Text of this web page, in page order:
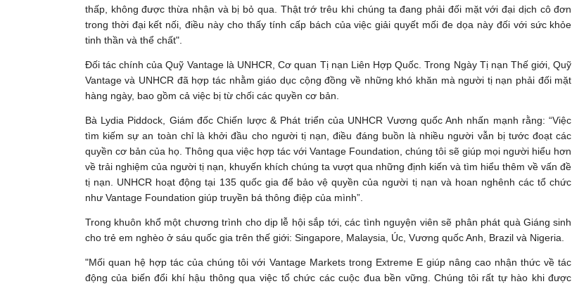
thấp, không được thừa nhận và bị bỏ qua. Thật trớ trêu khi chúng ta đang phải đối mặt với đại dịch cô đơn
trong thời đại kết nối, điều này cho thấy tính cấp bách của việc giải quyết mối đe dọa này đối với sức khỏe
tinh thần và thể chất".
Đối tác chính của Quỹ Vantage là UNHCR, Cơ quan Tị nạn Liên Hợp Quốc. Trong Ngày Tị nạn Thế giới, Quỹ
Vantage và UNHCR đã hợp tác nhằm giáo dục cộng đồng về những khó khăn mà người tị nạn phải đối mặt
hàng ngày, bao gồm cả việc bị từ chối các quyền cơ bản.
Bà Lydia Piddock, Giám đốc Chiến lược & Phát triển của UNHCR Vương quốc Anh nhấn mạnh rằng: “Việc
tìm kiếm sự an toàn chỉ là khởi đầu cho người tị nạn, điều đáng buồn là nhiều người vẫn bị tước đoạt các
quyền cơ bản của họ. Thông qua việc hợp tác với Vantage Foundation, chúng tôi sẽ giúp mọi người hiểu hơn
về trải nghiệm của người tị nạn, khuyến khích chúng ta vượt qua những định kiến và tìm hiểu thêm về vấn đề
tị nạn. UNHCR hoạt động tại 135 quốc gia để bảo vệ quyền của người tị nạn và hoan nghênh các tổ chức
như Vantage Foundation giúp truyền bá thông điệp của mình”.
Trong khuôn khổ một chương trình cho dịp lễ hội sắp tới, các tình nguyện viên sẽ phân phát quà Giáng sinh
cho trẻ em nghèo ở sáu quốc gia trên thế giới: Singapore, Malaysia, Úc, Vương quốc Anh, Brazil và Nigeria.
"Mối quan hệ hợp tác của chúng tôi với Vantage Markets trong Extreme E giúp nâng cao nhận thức về tác
động của biến đổi khí hậu thông qua việc tổ chức các cuộc đua bền vững. Chúng tôi rất tự hào khi được